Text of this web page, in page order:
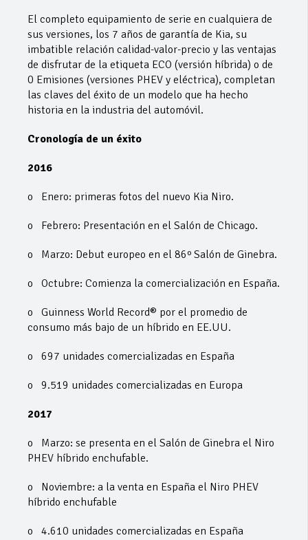
El completo equipamiento de serie en cualquiera de
sus versiones, los 7 años de garantía de Kia, su
imbatible relación calidad-valor-precio y las ventajas
de disfrutar de la etiqueta ECO (versión híbrida) o de
0 Emisiones (versiones PHEV y eléctrica), completan
las claves del éxito de un modelo que ha hecho
historia en la industria del automóvil.
Cronología de un éxito
2016
o Enero: primeras fotos del nuevo Kia Niro.
o Febrero: Presentación en el Salón de Chicago.
o Marzo: Debut europeo en el 86º Salón de Ginebra.
o Octubre: Comienza la comercialización en España.
o Guinness World Record® por el promedio de
consumo más bajo de un híbrido en EE.UU.
o 697 unidades comercializadas en España
o 9.519 unidades comercializadas en Europa
2017
o Marzo: se presenta en el Salón de Ginebra el Niro
PHEV híbrido enchufable.
o Noviembre: a la venta en España el Niro PHEV
híbrido enchufable
o 4.610 unidades comercializadas en España